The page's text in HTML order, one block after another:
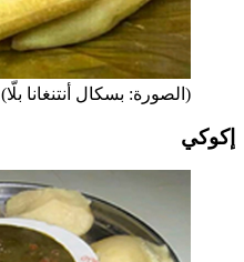
(الصورة: بسكال أنتنغانا بلّا)
إكوكي